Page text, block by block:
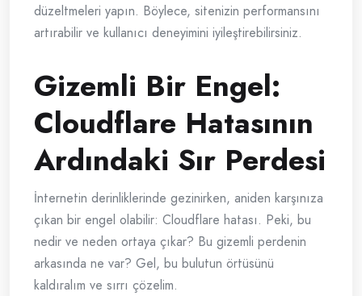
düzeltmeleri yapın. Böylece, sitenizin performansını
artırabilir ve kullanıcı deneyimini iyileştirebilirsiniz.
Gizemli Bir Engel:
Cloudflare Hatasının
Ardındaki Sır Perdesi
İnternetin derinliklerinde gezinirken, aniden karşınıza
çıkan bir engel olabilir: Cloudflare hatası. Peki, bu
nedir ve neden ortaya çıkar? Bu gizemli perdenin
arkasında ne var? Gel, bu bulutun örtüsünü
kaldıralım ve sırrı çözelim.